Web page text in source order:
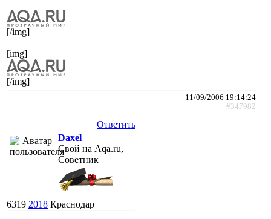
[/img]
[img]
[/img]
11/09/2006 19:14:24
#347982
Ответить
Daxel
Свой на Aqa.ru,
Советник
6319 2018 Краснодар